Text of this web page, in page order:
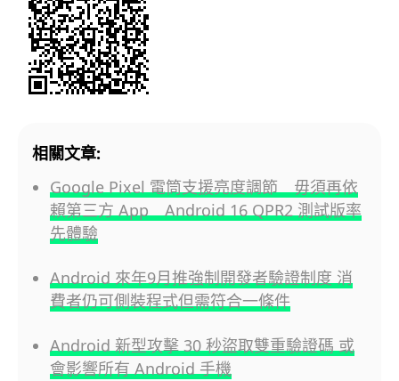
相關文章:
Google Pixel 電筒支援亮度調節 毋須再依
賴第三方 App Android 16 QPR2 測試版率
先體驗
Android 來年9月推強制開發者驗證制度 消
費者仍可側裝程式但需符合一條件
Android 新型攻擊 30 秒盜取雙重驗證碼 或
會影響所有 Android 手機